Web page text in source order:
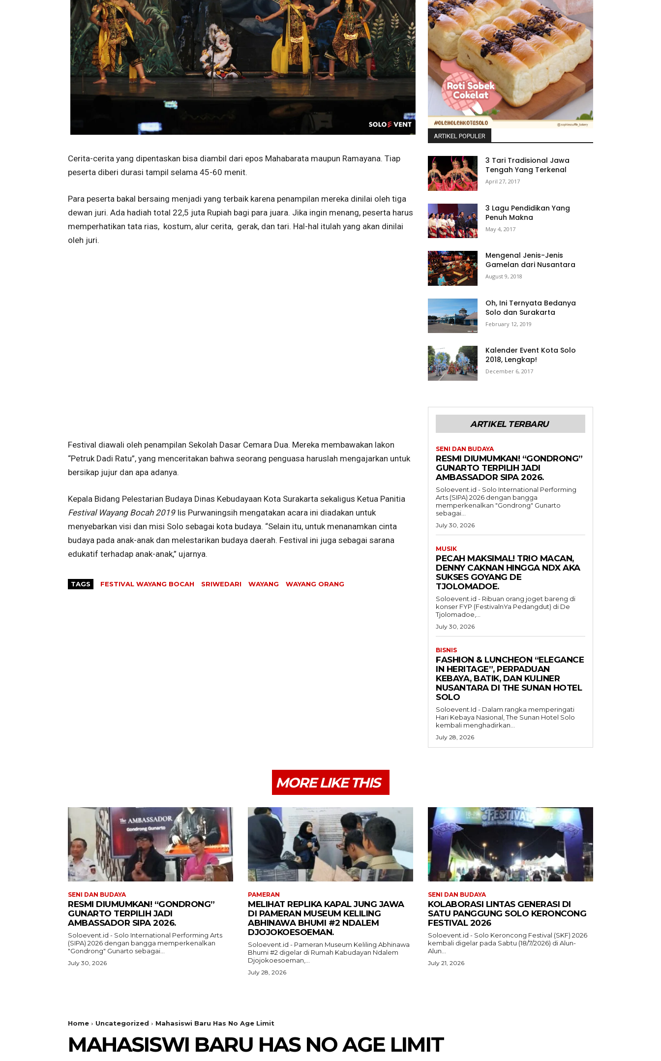
Cerita-cerita yang dipentaskan bisa diambil dari epos Mahabarata maupun Ramayana. Tiap
peserta diberi durasi tampil selama 45-60 menit.
Para peserta bakal bersaing menjadi yang terbaik karena penampilan mereka dinilai oleh tiga
dewan juri. Ada hadiah total 22,5 juta Rupiah bagi para juara. Jika ingin menang, peserta harus
memperhatikan tata rias, kostum, alur cerita, gerak, dan tari. Hal-hal itulah yang akan dinilai
oleh juri.
Festival diawali oleh penampilan Sekolah Dasar Cemara Dua. Mereka membawakan lakon
“Petruk Dadi Ratu”, yang menceritakan bahwa seorang penguasa haruslah mengajarkan untuk
bersikap jujur dan apa adanya.
Kepala Bidang Pelestarian Budaya Dinas Kebudayaan Kota Surakarta sekaligus Ketua Panitia
Festival Wayang Bocah 2019 Iis Purwaningsih mengatakan acara ini diadakan untuk
menyebarkan visi dan misi Solo sebagai kota budaya. “Selain itu, untuk menanamkan cinta
budaya pada anak-anak dan melestarikan budaya daerah. Festival ini juga sebagai sarana
edukatif terhadap anak-anak,” ujarnya.
TAGS FESTIVAL WAYANG BOCAH SRIWEDARI WAYANG WAYANG ORANG
ARTIKEL POPULER
3 Tari Tradisional Jawa
Tengah Yang Terkenal
April 27, 2017
3 Lagu Pendidikan Yang
Penuh Makna
May 4, 2017
Mengenal Jenis-Jenis
Gamelan dari Nusantara
August 9, 2018
Oh, Ini Ternyata Bedanya
Solo dan Surakarta
February 12, 2019
Kalender Event Kota Solo
2018, Lengkap!
December 6, 2017
ARTIKEL TERBARU
SENI DAN BUDAYA
RESMI DIUMUMKAN! “GONDRONG”
GUNARTO TERPILIH JADI
AMBASSADOR SIPA 2026.
Soloevent.id - Solo International Performing
Arts (SIPA) 2026 dengan bangga
memperkenalkan "Gondrong" Gunarto
sebagai...
July 30, 2026
MUSIK
PECAH MAKSIMAL! TRIO MACAN,
DENNY CAKNAN HINGGA NDX AKA
SUKSES GOYANG DE
TJOLOMADOE.
Soloevent.id - Ribuan orang joget bareng di
konser FYP (FestivalnYa Pedangdut) di De
Tjolomadoe,...
July 30, 2026
BISNIS
FASHION & LUNCHEON “ELEGANCE
IN HERITAGE”, PERPADUAN
KEBAYA, BATIK, DAN KULINER
NUSANTARA DI THE SUNAN HOTEL
SOLO
Soloevent.Id - Dalam rangka memperingati
Hari Kebaya Nasional, The Sunan Hotel Solo
kembali menghadirkan...
July 28, 2026
MORE LIKE THIS
SENI DAN BUDAYA
RESMI DIUMUMKAN! “GONDRONG”
GUNARTO TERPILIH JADI
AMBASSADOR SIPA 2026.
Soloevent.id - Solo International Performing Arts
(SIPA) 2026 dengan bangga memperkenalkan
"Gondrong" Gunarto sebagai...
July 30, 2026
PAMERAN
MELIHAT REPLIKA KAPAL JUNG JAWA
DI PAMERAN MUSEUM KELILING
ABHINAWA BHUMI #2 NDALEM
DJOJOKOESOEMAN.
Soloevent.id - Pameran Museum Keliling Abhinawa
Bhumi #2 digelar di Rumah Kabudayan Ndalem
Djojokoesoeman,...
July 28, 2026
SENI DAN BUDAYA
KOLABORASI LINTAS GENERASI DI
SATU PANGGUNG SOLO KERONCONG
FESTIVAL 2026
Soloevent.id - Solo Keroncong Festival (SKF) 2026
kembali digelar pada Sabtu (18/7/2026) di Alun-
Alun...
July 21, 2026